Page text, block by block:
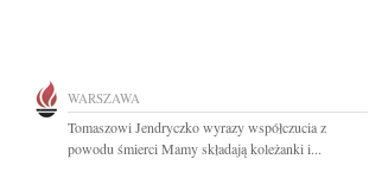
WARSZAWA
Tomaszowi Jendryczko wyrazy współczucia z
powodu śmierci Mamy składają koleżanki i...